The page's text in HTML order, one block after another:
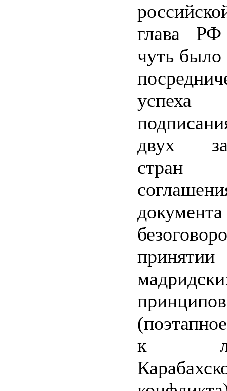
глава
чуть было
двух
стран
принципов
к